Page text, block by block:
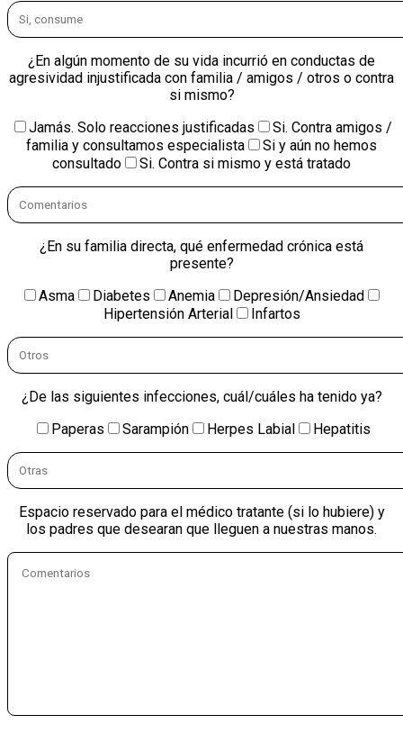
¿En algún momento de su vida incurrió en conductas de
agresividad injustificada con familia / amigos / otros o contra
si mismo?
Jamás. Solo reacciones justificadas
Si. Contra amigos /
familia y consultamos especialista
Si y aún no hemos
consultado
Si. Contra si mismo y está tratado
¿En su familia directa, qué enfermedad crónica está
presente?
Asma
Diabetes Anemia
Depresión/Ansiedad
Hipertensión Arterial
Infartos
¿De las siguientes infecciones, cuál/cuáles ha tenido ya?
Paperas
Sarampión Herpes Labial Hepatitis
Espacio reservado para el médico tratante (si lo hubiere) y
los padres que desearan que lleguen a nuestras manos.